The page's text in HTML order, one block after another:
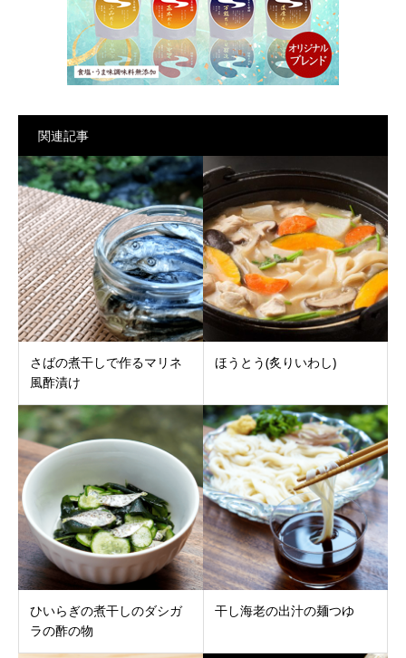
関連記事
さばの煮干しで作るマリネ
風酢漬け
ほうとう(炙りいわし)
ひいらぎの煮干しのダシガ
ラの酢の物
干し海老の出汁の麺つゆ